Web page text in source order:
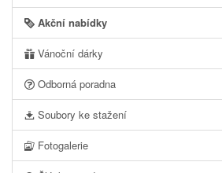
Akční nabídky
Vánoční dárky
Odborná poradna
Soubory ke stažení
Fotogalerie